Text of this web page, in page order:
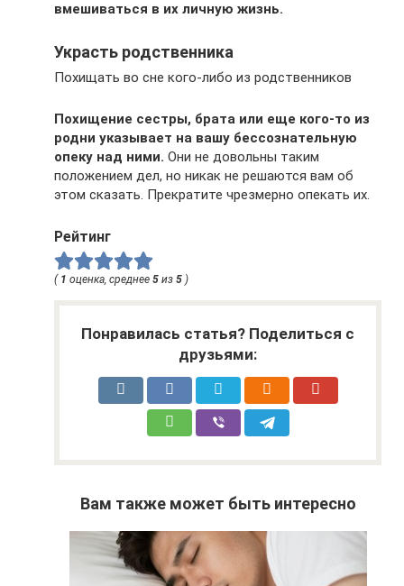
вмешиваться в их личную жизнь.
Украсть родственника
Похищать во сне кого-либо из родственников
Похищение сестры, брата или еще кого-то из
родни указывает на вашу бессознательную
опеку над ними. Они не довольны таким
положением дел, но никак не решаются вам об
этом сказать. Прекратите чрезмерно опекать их.
Рейтинг
( 1 оценка, среднее 5 из 5 )
Понравилась статья? Поделиться с
друзьями:
Вам также может быть интересно